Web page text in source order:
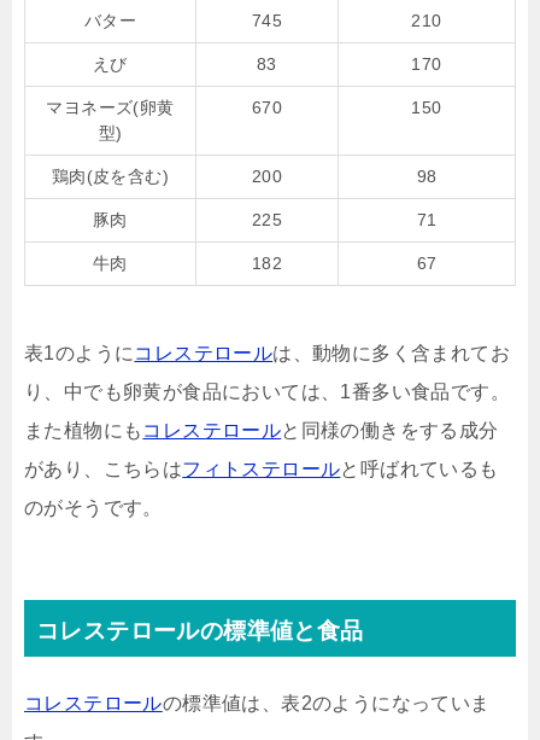
バター 745 210
えび 83 170
マヨネーズ(卵黄
型)
670 150
鶏肉(皮を含む) 200 98
豚肉 225 71
牛肉 182 67
表1のように コレステロールは、動物に多く含まれてお
り、中でも卵黄が食品においては、1番多い食品です。
また植物にも コレステロールと同様の働きをする成分
があり、こちらはフィトステロールと呼ばれているも
のがそうです。
コレステロールの標準値と食品
コレステロールの標準値は、表2のようになっていま